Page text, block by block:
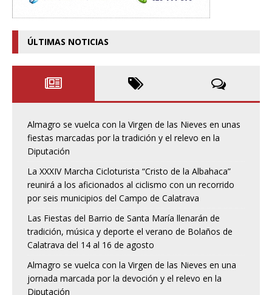
ÚLTIMAS NOTICIAS
Almagro se vuelca con la Virgen de las Nieves en unas
fiestas marcadas por la tradición y el relevo en la
Diputación
La XXXIV Marcha Cicloturista “Cristo de la Albahaca”
reunirá a los aficionados al ciclismo con un recorrido
por seis municipios del Campo de Calatrava
Las Fiestas del Barrio de Santa María llenarán de
tradición, música y deporte el verano de Bolaños de
Calatrava del 14 al 16 de agosto
Almagro se vuelca con la Virgen de las Nieves en una
jornada marcada por la devoción y el relevo en la
Diputación